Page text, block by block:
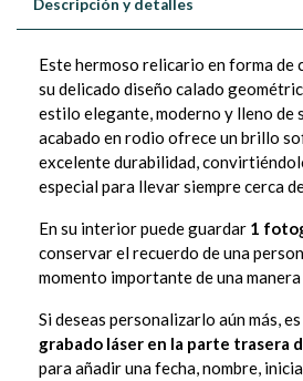
Descripción y detalles
Este hermoso relicario en forma de
su delicado diseño calado
estilo elegante, moderno y lleno de
acabado en rodio ofrece un brillo
excelente durabilidad,
especial para llevar siempre cerca
En su interior puede guardar 1
conservar el recuerdo de una
momento importante de una
Si deseas personalizarlo aún más,
grabado láser en la parte trasera
para añadir una fecha, nombre,